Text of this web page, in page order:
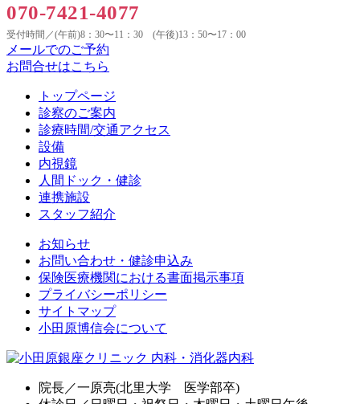
070-7421-4077
受付時間／(午前)8：30〜11：30 (午後)13：50〜17：00
メールでのご予約
お問合せはこちら
トップページ
診察のご案内
診療時間/交通アクセス
設備
内視鏡
人間ドック・健診
連携施設
スタッフ紹介
お知らせ
お問い合わせ・健診申込み
保険医療機関における書面掲示事項
プライバシーポリシー
サイトマップ
小田原博信会について
院長／一原亮(北里大学 医学部卒)